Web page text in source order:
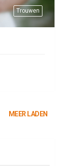
Trouwen
MEER LADEN